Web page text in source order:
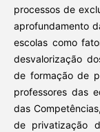
processos de
aprofundamento
escolas como
desvalorização
de formação de
professores das
das
de privatização